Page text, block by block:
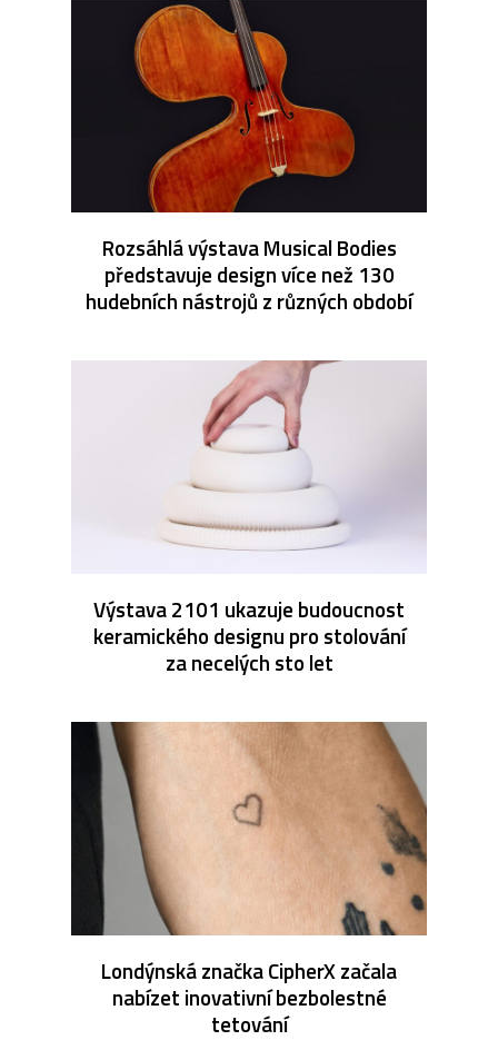
Rozsáhlá výstava Musical Bodies
představuje design více než 130
hudebních nástrojů z různých období
Výstava 2101 ukazuje budoucnost
keramického designu pro stolování
za necelých sto let
Londýnská značka CipherX začala
nabízet inovativní bezbolestné
tetování